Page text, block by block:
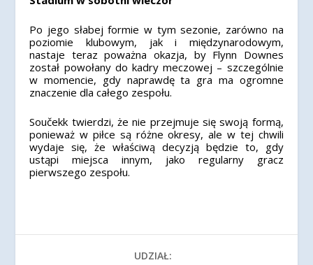
Po jego słabej formie w tym sezonie, zarówno na
poziomie klubowym, jak i międzynarodowym,
nastaje teraz poważna okazja, by ​​Flynn Downes
został powołany do kadry meczowej – szczególnie
wmomencie, gdy naprawdę ta gra ma ogromne
znaczenie dla całego zespołu.
Součekk twierdzi, że nie przejmuje się swoją formą,
ponieważ w piłce są różne okresy, ale w tej chwili
wydaje się, że właściwą decyzją będzie to, gdy
ustąpi miejsca innym, jako regularny gracz
pierwszego zespołu.
UDZIAŁ: